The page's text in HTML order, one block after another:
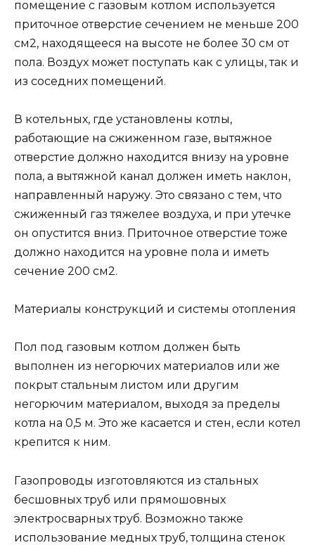
помещение с газовым котлом используется
приточное отверстие сечением не меньше 200
см2, находящееся на высоте не более 30 см от
пола. Воздух может поступать как с улицы, так и
из соседних помещений.
В котельных, где установлены котлы,
работающие на сжиженном газе, вытяжное
отверстие должно находится внизу на уровне
пола, а вытяжной канал должен иметь наклон,
направленный наружу. Это связано с тем, что
сжиженный газ тяжелее воздуха, и при утечке
он опустится вниз. Приточное отверстие тоже
должно находится на уровне пола и иметь
сечение 200 см2.
Материалы конструкций и системы отопления
Пол под газовым котлом должен быть
выполнен из негорючих материалов или же
покрыт стальным листом или другим
негорючим материалом, выходя за пределы
котла на 0,5 м. Это же касается и стен, если котел
крепится к ним.
Газопроводы изготовляются из стальных
бесшовных труб или прямошовных
электросварных труб. Возможно также
использование медных труб, толщина стенок